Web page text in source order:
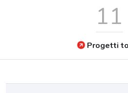
11
Progetti